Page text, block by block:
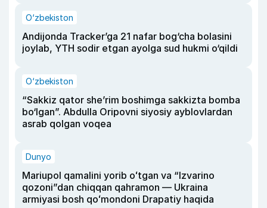
O‘zbekiston
Andijonda Tracker’ga 21 nafar bog‘cha bolasini
joylab, YTH sodir etgan ayolga sud hukmi o‘qildi
O‘zbekiston
“Sakkiz qator she’rim boshimga sakkizta bomba
bo‘lgan”. Abdulla Oripovni siyosiy ayblovlardan
asrab qolgan voqea
Dunyo
Mariupol qamalini yorib oʻtgan va “Izvarino
qozoni”dan chiqqan qahramon — Ukraina
armiyasi bosh qoʻmondoni Drapatiy haqida